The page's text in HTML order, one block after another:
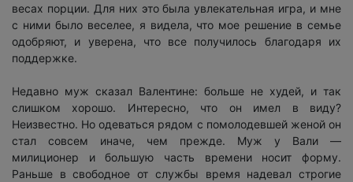
весах порции. Для них это была увлекательная игра, и мне
с ними было веселее, я видела, что мое решение в семье
одобряют, и уверена, что все получилось благодаря их
поддержке.
Недавно муж сказал Валентине: больше не худей, и так
слишком хорошо. Интересно, что он имел в виду?
Неизвестно. Но одеваться рядом с помолодевшей женой он
стал совсем иначе, чем прежде. Муж у Вали —
милиционер и большую часть времени носит форму.
Раньше в свободное от службы время надевал строгие